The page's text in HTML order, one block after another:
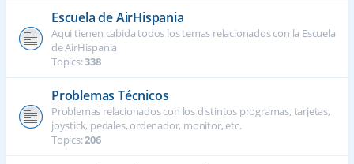
Escuela de AirHispania
Aqui tienen cabida todos los temas relacionados con la Escuela
de AirHispania
Topics:338
Problemas Técnicos
Problemas relacionados con los distintos programas, tarjetas,
joystick, pedales, ordenador, monitor, etc.
Topics:206